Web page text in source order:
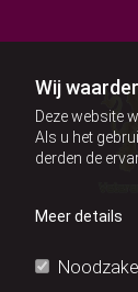
Wij
Deze website
Als u het
derden de
Meer details